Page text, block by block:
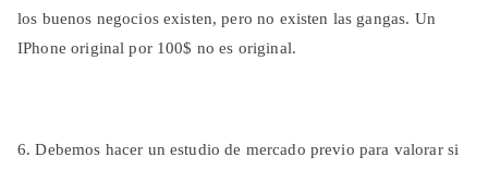
los buenos negocios existen, pero no existen las gangas. Un
IPhone original por 100$ no es original.
6. Debemos hacer un estudio de mercado previo para valorar si